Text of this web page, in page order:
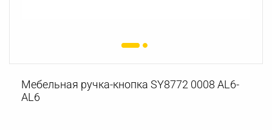
Мебельная ручка-кнопка SY8772 0008 AL6-
AL6